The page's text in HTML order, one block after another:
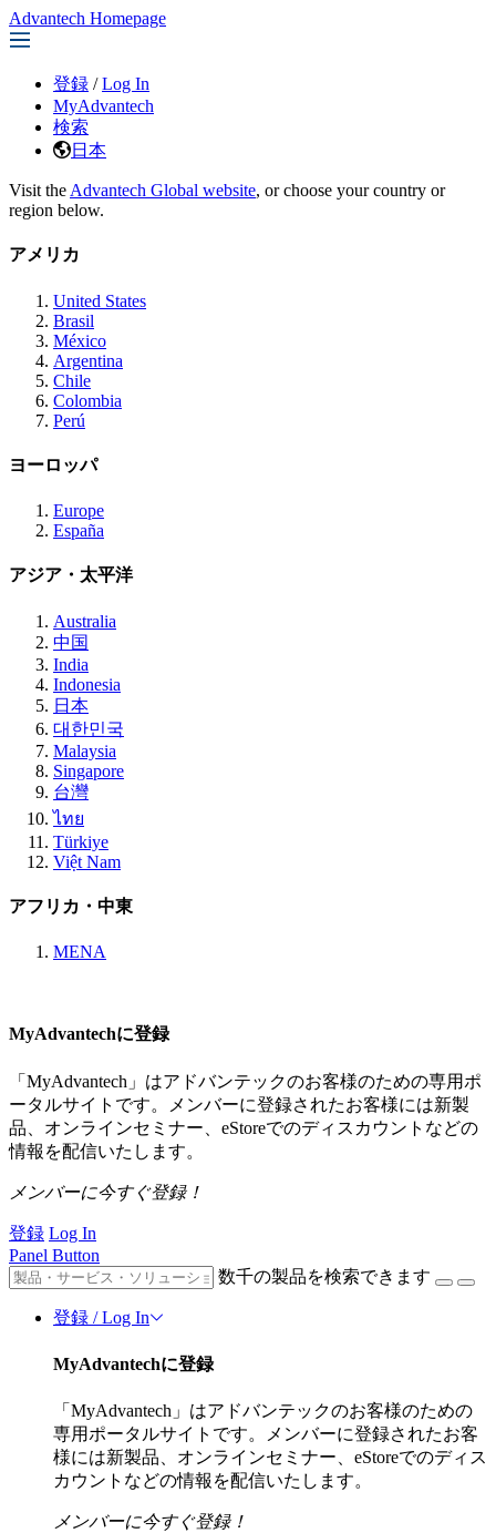
Advantech Homepage
登録 / Log In
MyAdvantech
検索
日本
Visit the Advantech Global website, or choose your country or
region below.
アメリカ
United States
Brasil
México
Argentina
Chile
Colombia
Perú
ヨーロッパ
Europe
España
アジア・太平洋
Australia
中国
India
Indonesia
日本
대한민국
Malaysia
Singapore
台灣
ไทย
Türkiye
Việt Nam
アフリカ・中東
MENA
MyAdvantechに登録
「MyAdvantech」はアドバンテックのお客様のための専用ポ
ータルサイトです。メンバーに登録されたお客様には新製
品、オンラインセミナー、eStoreでのディスカウントなどの
情報を配信いたします。
メンバーに今すぐ登録！
登録 Log In
Panel Button
数千の製品を検索できます
登録 / Log In
MyAdvantechに登録
「MyAdvantech」はアドバンテックのお客様のための
専用ポータルサイトです。メンバーに登録されたお客
様には新製品、オンラインセミナー、eStoreでのディス
カウントなどの情報を配信いたします。
メンバーに今すぐ登録！